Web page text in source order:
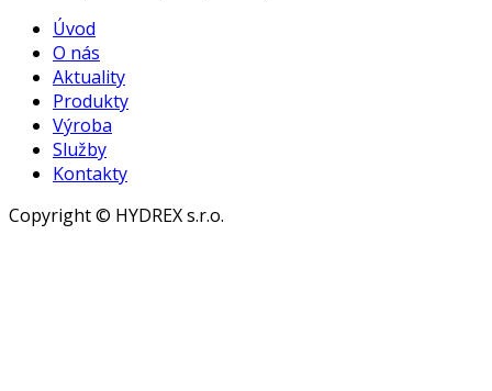
Úvod
O nás
Aktuality
Produkty
Výroba
Služby
Kontakty
Copyright © HYDREX s.r.o.